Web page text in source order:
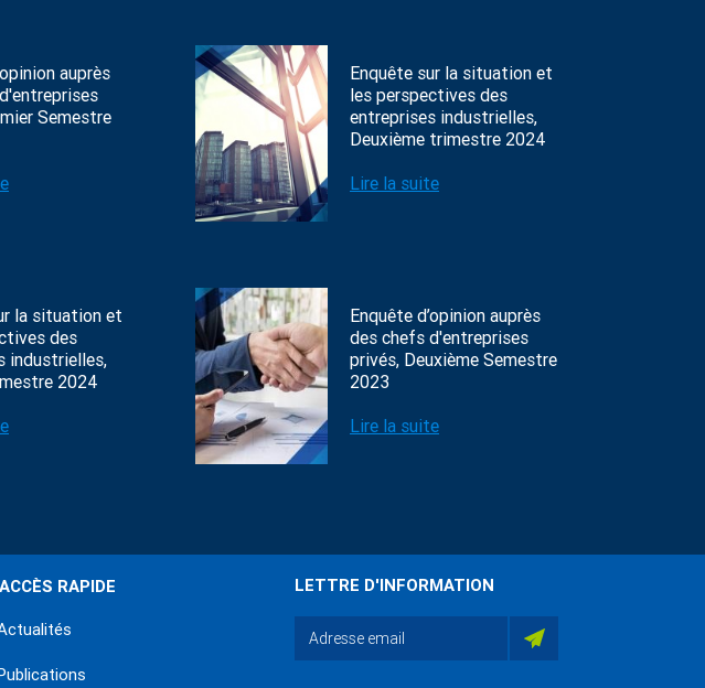
auprès
Semestre
Enquête sur la situation et
les perspectives des
entreprises industrielles,
Deuxième trimestre 2024
Lire la suite
la situation et
des
industrielles,
2024
Enquête d’opinion auprès
des chefs d'entreprises
privés, Deuxième Semestre
2023
Lire la suite
ACCÈS RAPIDE LETTRE D'INFORMATION